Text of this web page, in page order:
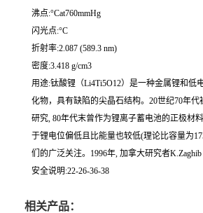
沸点:°Cat760mmHg
闪光点:°C
折射率:2.087 (589.3 nm)
密度:3.418 g/cm3
用途:钛酸锂（Li4Ti5O12）是一种金属锂和低
化物，具有缺陷的尖晶石结构。20世纪70年
研究, 80年代末曾作为锂离子蓄电池的正极材
于锂电位偏低且比能量也较低(理论比容量为
们的广泛关注。1996年, 加拿大研究者
安全说明:22-26-36-38
相关产品：